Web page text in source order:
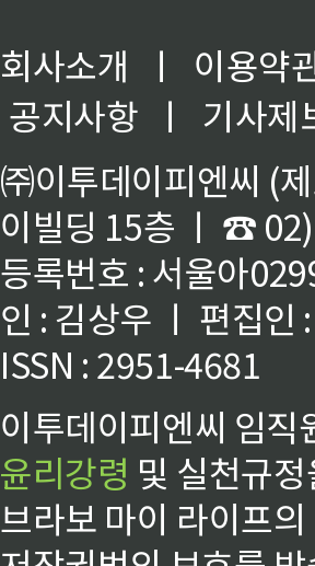
회사소개 ㅣ
이용약
공지사항
ㅣ
기사제
㈜이투데이피엔씨 (
이빌딩 15층 ㅣ ☎
등록번호 : 서울아
인 : 김상우 ㅣ 편집인
ISSN : 2951-4681
이투데이피엔씨 임
윤리강령 및 실천규
브라보 마이 라이프